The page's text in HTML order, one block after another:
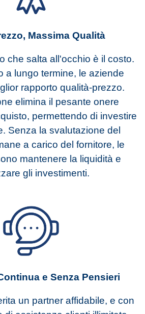
Massima Qualità
che salta all'occhio è il costo.
a lungo termine, le aziende
rapporto qualità-prezzo.
elimina il pesante onere
permettendo di investire
Senza la svalutazione del
a carico del fornitore, le
mantenere la liquidità e
gli investimenti.
e Senza Pensieri
un partner affidabile, e con